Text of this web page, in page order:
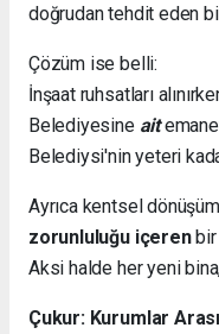
doğrudan tehdit eden
Çözüm ise belli:
İnşaat ruhsatları
Belediyesine ait
Belediysi'nin yeteri
Ayrıca kentsel
zorunluluğu içerenbir
Aksi halde her yeni
Çukur: Kurumlar